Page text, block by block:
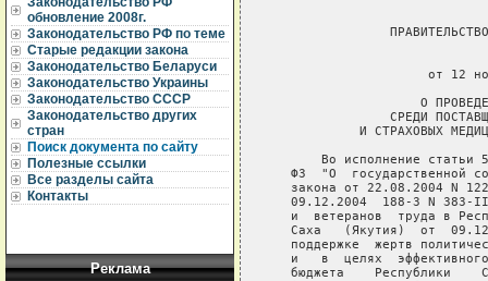
обновление 2008г.
Законодательство РФ по теме
Старые редакции закона
Законодательство Беларуси
Законодательство Украины
Законодательство СССР
Законодательство других
стран
Поиск документа по сайту
Полезные ссылки
Все разделы сайта
Контакты
Реклама
от 12
О
СРЕДИ
И СТРАХОВЫХ
Во исполнение статьи
ФЗ  "О  государственной
закона от 22.08.2004 N
09.12.2004  188-3 N 383-
и  ветеранов  труда в
Саха   (Якутия)  от
поддержке  жертв
и   в  целях
бюджета    Республики